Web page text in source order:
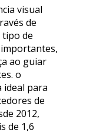
visual
de
tipo de
ao guiar
o
ideal para
de
2012,
de 1,6